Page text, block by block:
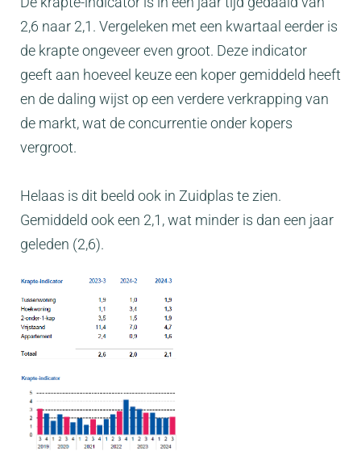
2,6 naar 2,1. Vergeleken met een kwartaal eerder is
de krapte ongeveer even groot. Deze indicator
geeft aan hoeveel keuze een koper gemiddeld heeft
en de daling wijst op een verdere verkrapping van
de markt, wat de concurrentie onder kopers
vergroot.
Helaas is dit beeld ook in Zuidplas te zien.
Gemiddeld ook een 2,1, wat minder is dan een jaar
geleden (2,6).